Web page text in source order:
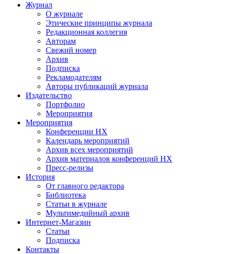
Журнал
О журнале
Этические принципы журнала
Редакционная коллегия
Авторам
Свежий номер
Архив
Подписка
Рекламодателям
Авторы публикаций журнала
Издательство
Портфолио
Мероприятия
Мероприятия
Конференции НХ
Календарь мероприятий
Архив всех мероприятий
Архив материалов конференций НХ
Пресс-релизы
История
От главного редактора
Библиотека
Статьи в журнале
Мультимедийный архив
Интернет-Магазин
Статьи
Подписка
Контакты